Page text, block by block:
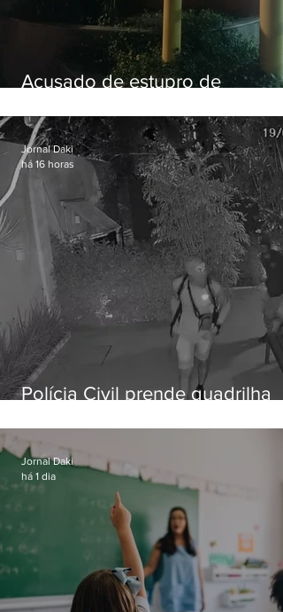
Acusado de estupro de
Polícia Civil prende quadrilha
residências de luxo no Rio
Jornal Daki
há 16 horas
Jornal Daki
há 1 dia